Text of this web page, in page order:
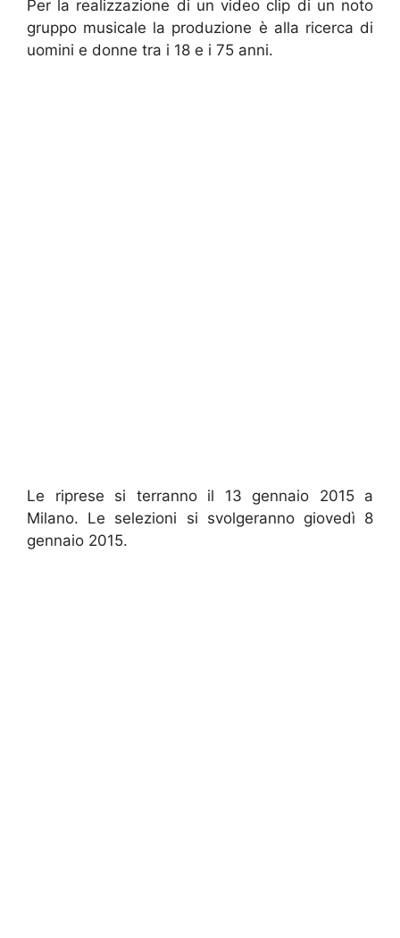
Per la realizzazione di un video clip di un noto
gruppo musicale la produzione è alla ricerca di
uomini e donne tra i 18 e i 75 anni.
Le riprese si terranno il 13 gennaio 2015 a
Milano. Le selezioni si svolgeranno giovedì 8
gennaio 2015.